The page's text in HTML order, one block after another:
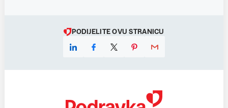
PODIJELITE OVU STRANICU